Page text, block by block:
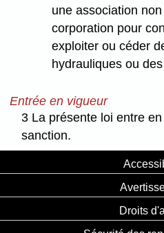
une association
corporation pour
exploiter ou céder
hydrauliques ou
Entrée en vigueur
3 La présente loi entre
sanction.
Droits